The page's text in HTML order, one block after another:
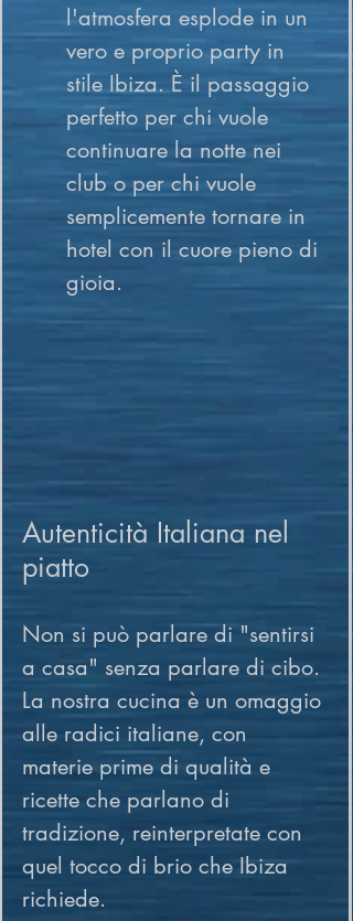
l'atmosfera esplode in un
vero e proprio party in
stile Ibiza. È il passaggio
perfetto per chi vuole
continuare la notte nei
club o per chi vuole
semplicemente tornare in
hotel con il cuore pieno di
gioia.
Autenticità Italiana nel
piatto
Non si può parlare di "sentirsi
a casa" senza parlare di cibo.
La nostra cucina è un omaggio
alle radici italiane, con
materie prime di qualità e
ricette che parlano di
tradizione, reinterpretate con
quel tocco di brio che Ibiza
richiede.